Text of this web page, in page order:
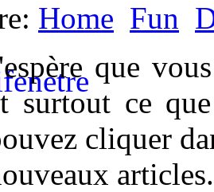
Home Fun
que
surtout ce
cliquer
articles.